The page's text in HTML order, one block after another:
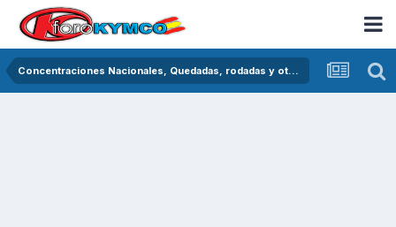
Concentraciones Nacionales, Quedadas, rodadas y otras crónicas del asfalto